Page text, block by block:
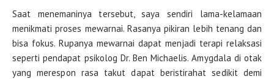
Saat menemaninya tersebut, saya sendiri lama-kelamaan
menikmati proses mewarnai. Rasanya pikiran lebih tenang dan
bisa fokus. Rupanya mewarnai dapat menjadi terapi relaksasi
seperti pendapat psikolog Dr. Ben Michaelis. Amygdala di otak
yang merespon rasa takut dapat beristirahat sedikit demi